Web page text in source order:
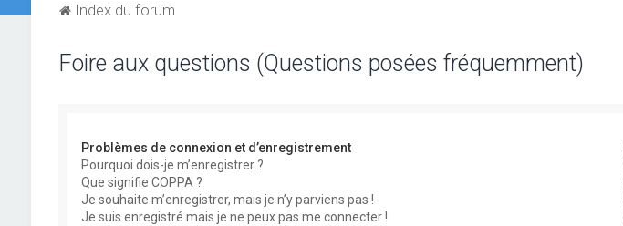
Index du forum
Foire aux questions (Questions posées fréquemment)
Problèmes de connexion et d’enregistrement
Pourquoi dois-je m’enregistrer ?
Que signifie COPPA ?
Je souhaite m’enregistrer, mais je n’y parviens pas !
Je suis enregistré mais je ne peux pas me connecter !